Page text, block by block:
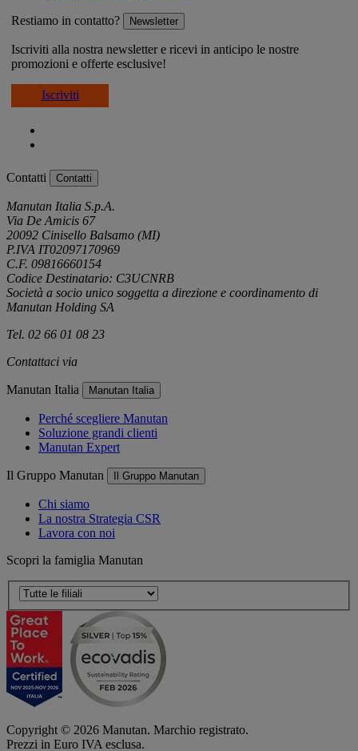
Restiamo in contatto? Newsletter
Iscriviti alla nostra newsletter e ricevi in anticipo le nostre
promozioni e offerte esclusive!
Iscriviti
Contatti Contatti
Manutan Italia S.p.A.
Via De Amicis 67
20092 Cinisello Balsamo (MI)
P.IVA IT02097170969
C.F. 09816660154
Codice Destinatario: C3UCNRB
Società a socio unico soggetta a direzione e coordinamento di
Manutan Holding SA
Tel. 02 66 01 08 23
Contattaci via
Manutan Italia Manutan Italia
Perché scegliere Manutan
Soluzione grandi clienti
Manutan Expert
Il Gruppo Manutan Il Gruppo Manutan
Chi siamo
La nostra Strategia CSR
Lavora con noi
Scopri la famiglia Manutan
Copyright © 2026 Manutan. Marchio registrato.
Prezzi in Euro IVA esclusa.